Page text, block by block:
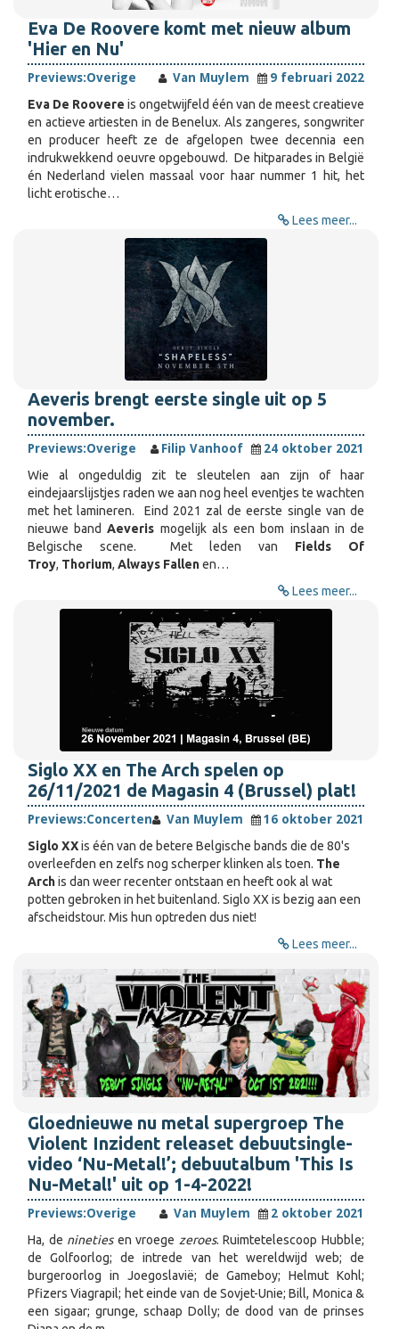
Eva De Roovere komt met nieuw album
'Hier en Nu'
Previews:Overige Van Muylem
9 februari 2022
Eva De Roovere is ongetwijfeld één van de meest creatieve
en actieve artiesten in de Benelux. Als zangeres, songwriter
en producer heeft ze de afgelopen twee decennia een
indrukwekkend oeuvre opgebouwd. De hitparades in België
én Nederland vielen massaal voor haar nummer 1 hit, het
licht erotische…
Lees meer...
Aeveris brengt eerste single uit op 5
november.
Previews:Overige Filip Vanhoof
24 oktober 2021
Wie al ongeduldig zit te sleutelen aan zijn of haar
eindejaarslijstjes raden we aan nog heel eventjes te wachten
met het lamineren. Eind 2021 zal de eerste single van de
nieuwe bandAeveris mogelijk als een bom inslaan in de
Belgische scene. Met leden van Fields Of
Troy, Thorium, Always Fallenen…
Lees meer...
Siglo XX en The Arch spelen op
26/11/2021 de Magasin 4 (Brussel) plat!
Previews:Concerten Van Muylem
16 oktober 2021
Siglo XXis één van de betere Belgische bands die de 80's
overleefden en zelfs nog scherper klinken als toen. The
Archis dan weer recenter ontstaan en heeft ook al wat
potten gebroken in het buitenland. Siglo XX is bezig aan een
afscheidstour. Mis hun optreden dus niet!
Lees meer...
Gloednieuwe nu metal supergroep The
Violent Inzident releaset debuutsingle-
video ‘Nu-Metal!’; debuutalbum 'This Is
Nu-Metal!' uit op 1-4-2022!
Previews:Overige Van Muylem
2 oktober 2021
Ha, de nineties en vroege zeroes. Ruimtetelescoop Hubble;
de Golfoorlog; de intrede van het wereldwijd web; de
burgeroorlog in Joegoslavië; de Gameboy; Helmut Kohl;
Pfizers Viagrapil; het einde van de Sovjet-Unie; Bill, Monica &
een sigaar; grunge, schaap Dolly; de dood van de prinses